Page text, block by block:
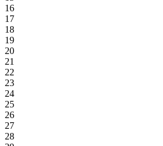
16
17
18
19
20
21
22
23
24
25
26
27
28